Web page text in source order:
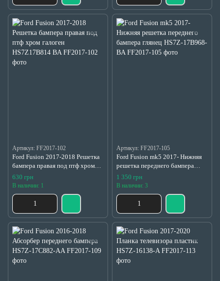
Артикул: FF2017-102
Ford Fusion 2017-2018 Решетка
бампера правая под птф хром
галоген HS7Z17B814 BA
630 грн
В наличии: 1
Артикул: FF2017-105
Ford Fusion mk5 2017- Нижняя
решетка переднего бампера
глянец HS7Z-17B968-BA
1 350 грн
В наличии: 3